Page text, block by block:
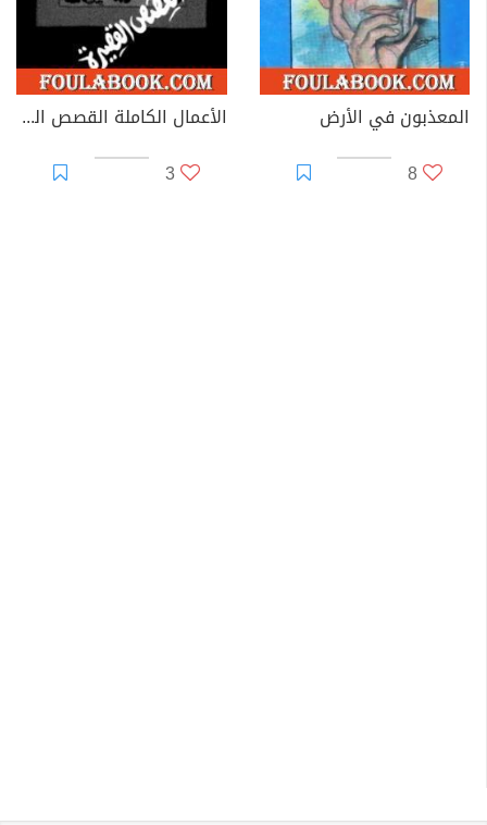
المعذبون في الأرض
8
الأعمال الكاملة القصص القصيرة الجزء الثاني
3